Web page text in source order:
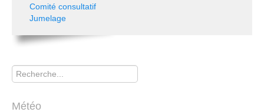
Comité consultatif
Jumelage
Rechercher
Météo